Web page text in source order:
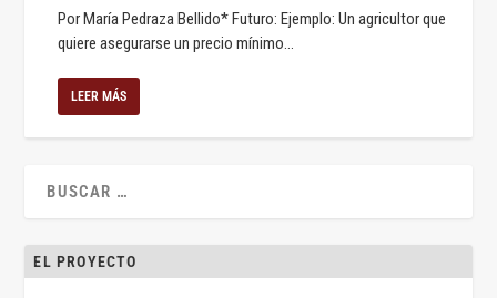
Por María Pedraza Bellido* Futuro: Ejemplo: Un agricultor que
quiere asegurarse un precio mínimo...
LEER MÁS
EL PROYECTO